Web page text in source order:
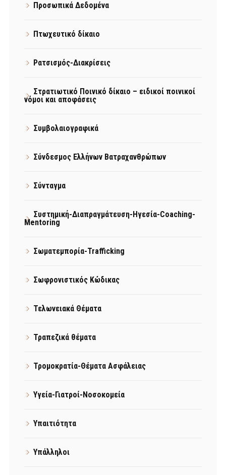
Προσωπικά Δεδομένα
Πτωχευτικό δίκαιο
Ρατσισμός-Διακρίσεις
Στρατιωτικό Ποινικό δίκαιο – ειδικοί ποινικοί
νόμοι και αποφάσεις
Συμβολαιογραφικά
Σύνδεσμος Ελλήνων Βατραχανθρώπων
Σύνταγμα
Συστημική-Διαπραγμάτευση-Ηγεσία-Coaching-
Mentoring
Σωματεμπορία-Trafficking
Σωφρονιστικός Κώδικας
Τελωνειακά Θέματα
Τραπεζικά θέματα
Τρομοκρατία-Θέματα Ασφάλειας
Υγεία-Γιατροί-Νοσοκομεία
Υπαιτιότητα
Υπάλληλοι